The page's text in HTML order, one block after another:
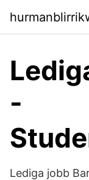
-
Lediga jobb